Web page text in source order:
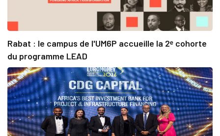
Rabat : le campus de l'UM6P accueille la 2ᵉ cohorte
du programme LEAD